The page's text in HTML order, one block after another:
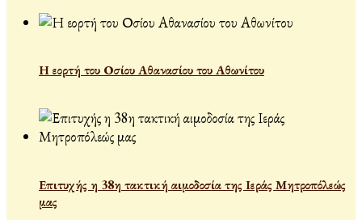
Η εορτή του Οσίου Αθανασίου του Αθωνίτου
Επιτυχής η 38η τακτική αιμοδοσία της Ιεράς Μητροπόλεώς
μας